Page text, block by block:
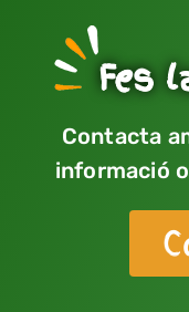
Fes
Contacta
informació